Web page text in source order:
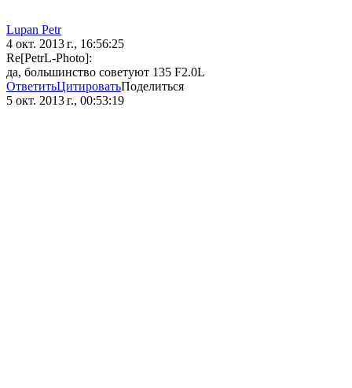
Lupan Petr
4 окт. 2013 г., 16:56:25
Re[PetrL-Photo]:
да, большинство советуют 135 F2.0L
ОтветитьЦитироватьПоделиться
5 окт. 2013 г., 00:53:19